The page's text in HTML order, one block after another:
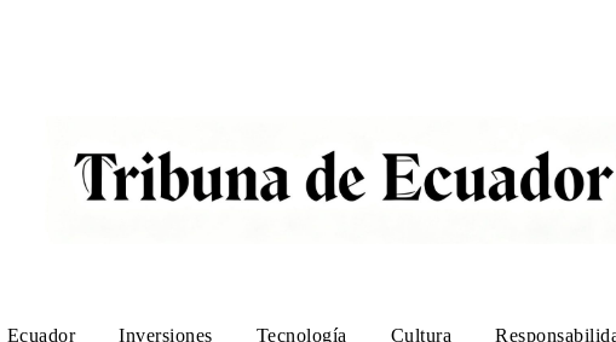
Ecuador Inversiones Tecnología Cultura